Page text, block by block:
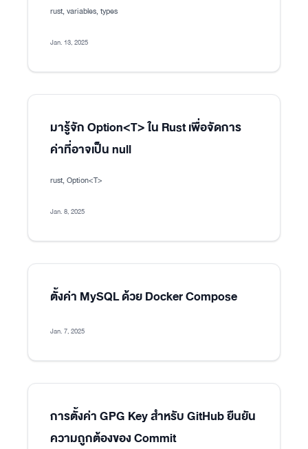
rust, variables, types
Jan. 13, 2025
มารู้จัก Option<T> ใน Rust เพื่อจัดการ
ค่าที่อาจเป็น null
rust, Option<T>
Jan. 8, 2025
ตั้งค่า MySQL ด้วย Docker Compose
Jan. 7, 2025
การตั้งค่า GPG Key สำหรับ GitHub ยืนยัน
ความถูกต้องของ Commit